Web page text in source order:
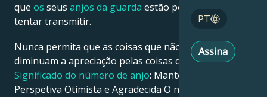
Sagitário
PT
English
Assina
que os seus anjos da guarda estão possivelmente a
tentar transmitir.
Nunca permita que as coisas que não temos
diminuam a apreciação pelas coisas que temos.116
Significado do número de anjo: Manter uma
Perspetiva Otimista e Agradecida O número de anjo